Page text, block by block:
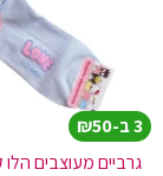
3 ב-₪50